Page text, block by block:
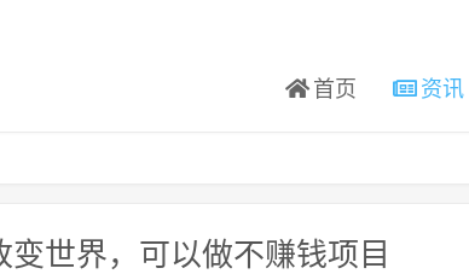
首页 资讯
世界，可以做不赚钱项目